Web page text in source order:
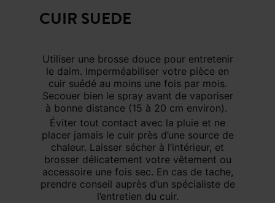
CUIR SUEDE
Utiliser une brosse douce pour entretenir
le daim. Imperméabiliser votre pièce en
cuir suédé au moins une fois par mois.
Secouer bien le spray avant de vaporiser
à bonne distance (15 à 20 cm environ).
Éviter tout contact avec la pluie et ne
placer jamais le cuir près d’une source de
chaleur. Laisser sécher à l’intérieur, et
brosser délicatement votre vêtement ou
accessoire une fois sec. En cas de tache,
prendre conseil auprès d’un spécialiste de
l’entretien du cuir.